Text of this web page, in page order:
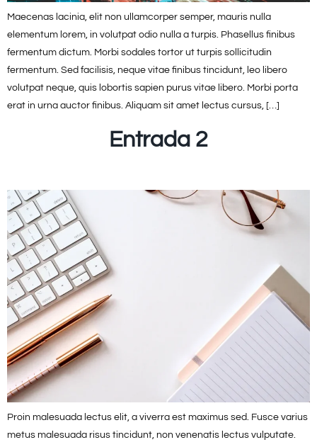
Maecenas lacinia, elit non ullamcorper semper, mauris nulla
elementum lorem, in volutpat odio nulla a turpis. Phasellus finibus
fermentum dictum. Morbi sodales tortor ut turpis sollicitudin
fermentum. Sed facilisis, neque vitae finibus tincidunt, leo libero
volutpat neque, quis lobortis sapien purus vitae libero. Morbi porta
erat in urna auctor finibus. Aliquam sit amet lectus cursus, […]
Entrada 2
Proin malesuada lectus elit, a viverra est maximus sed. Fusce varius
metus malesuada risus tincidunt, non venenatis lectus vulputate.